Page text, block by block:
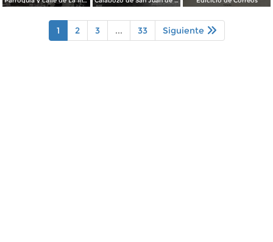
1 2 3 ... 33 Siguiente